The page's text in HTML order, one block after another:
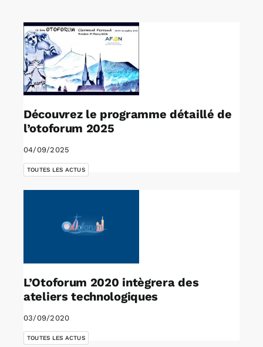
Rechercher:
Annonces emploi
Découvrez le programme détaillé de
l’otoforum 2025
04/09/2025
TOUTES LES ACTUS
L’Otoforum 2020 intègrera des
ateliers technologiques
03/09/2020
TOUTES LES ACTUS